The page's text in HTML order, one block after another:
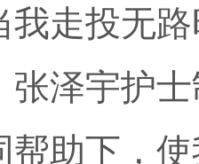
我走投无
张泽宇护
帮助下，